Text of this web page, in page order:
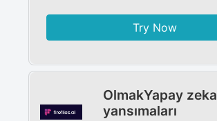
Try Now
OlmakYapay zeka
yansımaları